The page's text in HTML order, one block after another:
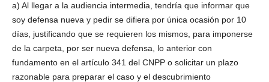
a) Al llegar a la audiencia intermedia, tendría que informar que
soy defensa nueva y pedir se difiera por única ocasión por 10
días, justificando que se requieren los mismos, para imponerse
de la carpeta, por ser nueva defensa, lo anterior con
fundamento en el artículo 341 del CNPP o solicitar un plazo
razonable para preparar el caso y el descubrimiento